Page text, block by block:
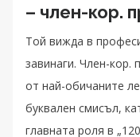
– член-кор.
Той вижда в
завинаги. Член-
от най-обичаните
буквален смисъл,
главната роля в